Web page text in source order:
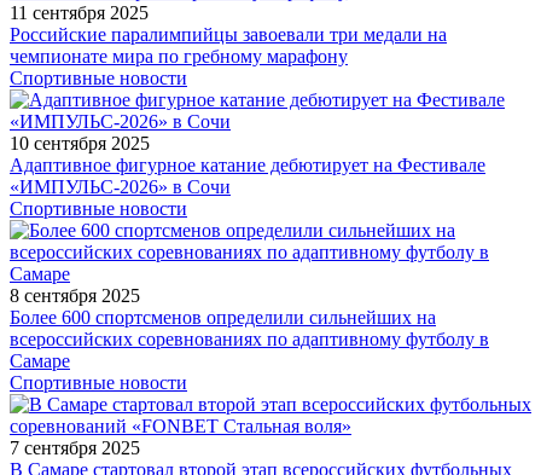
11 сентября 2025
Российские паралимпийцы завоевали три медали на
чемпионате мира по гребному марафону
Спортивные новости
10 сентября 2025
Адаптивное фигурное катание дебютирует на Фестивале
«ИМПУЛЬС-2026» в Сочи
Спортивные новости
8 сентября 2025
Более 600 спортсменов определили сильнейших на
всероссийских соревнованиях по адаптивному футболу в
Самаре
Спортивные новости
7 сентября 2025
В Самаре стартовал второй этап всероссийских футбольных